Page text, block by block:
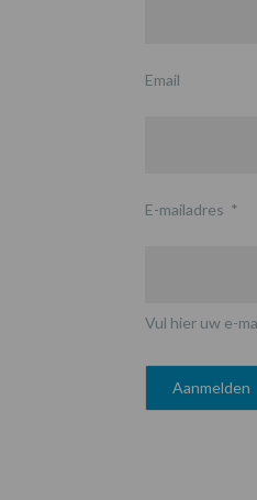
Email
E-mailadres *
Vul hier uw e-